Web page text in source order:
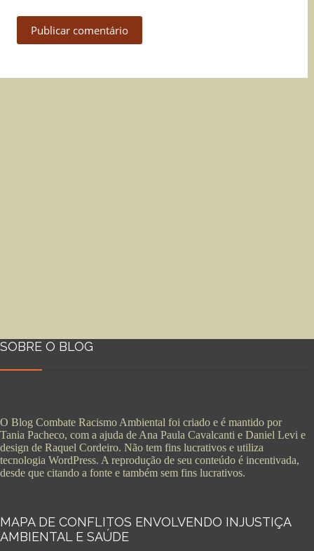
Publicar comentário
SOBRE O BLOG
O Blog Combate Racismo Ambiental foi criado e é mantido por
Tania Pacheco, com a ajuda de Ana Paula Cavalcanti e Daniel Levi e
design de Raquel Cordeiro. Não tem fins lucrativos e utiliza
tecnologia WordPress. A reprodução de seu conteúdo é incentivada,
desde que citando a fonte e também sem fins lucrativos.
MAPA DE CONFLITOS ENVOLVENDO INJUSTIÇA
AMBIENTAL E SAÚDE